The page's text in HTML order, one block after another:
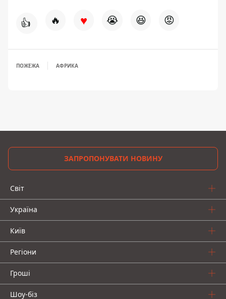
👍 🔥 ♥ 😭 😆 😡
ПОЖЕЖА АФРИКА
ЗАПРОПОНУВАТИ НОВИНУ
Світ
Україна
Київ
Регіони
Гроші
Шоу-біз